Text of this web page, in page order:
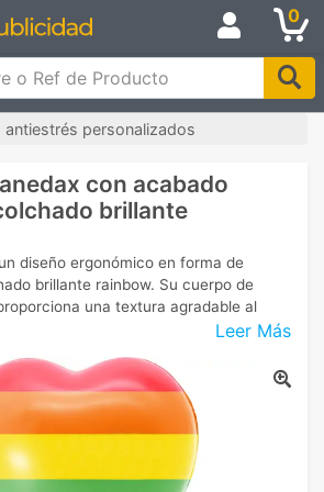
0
o Ref de Producto
antiestrés personalizados
con acabado
brillante
Leer Más
diseño ergonómico en forma de
brillante rainbow. Su cuerpo de
una textura agradable al